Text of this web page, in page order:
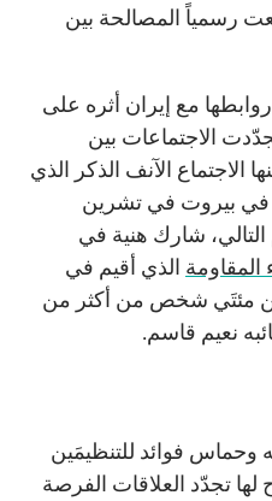
التي طبعت رسمياً المصالحة بين
مع إيران أثره على
الاجتماعات بين
الاجتماع الآنف الذكر الذي
في بيروت في تشرين
المقاومة الذي أقيم في
مئتَي شخص من أكثر من
نعيم قاسم.
وحماس فوائد للتنظيمَين
تجدّد العلاقات الفرصة